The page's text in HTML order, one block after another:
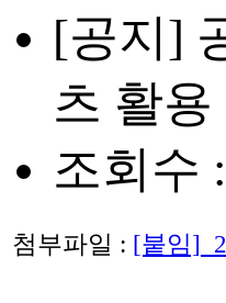
[공지]
츠 활용
조회수
첨부파일 : [붙임